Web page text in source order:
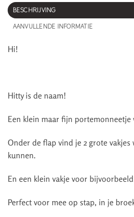
BESCHRIJVING
AANVULLENDE INFORMATIE
Hi!
Hitty is de naam!
Een klein maar fijn portemonneetje
Onder de flap vind je 2 grote vakjes
kunnen.
En een klein vakje voor
Perfect voor mee op stap, in je